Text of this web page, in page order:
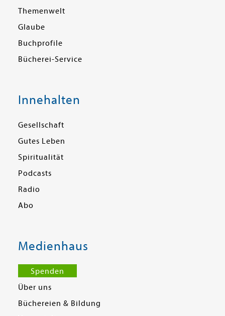
Themenwelt
Glaube
Buchprofile
Bücherei-Service
Innehalten
Gesellschaft
Gutes Leben
Spiritualität
Podcasts
Radio
Abo
Medienhaus
Spenden
Über uns
Büchereien & Bildung